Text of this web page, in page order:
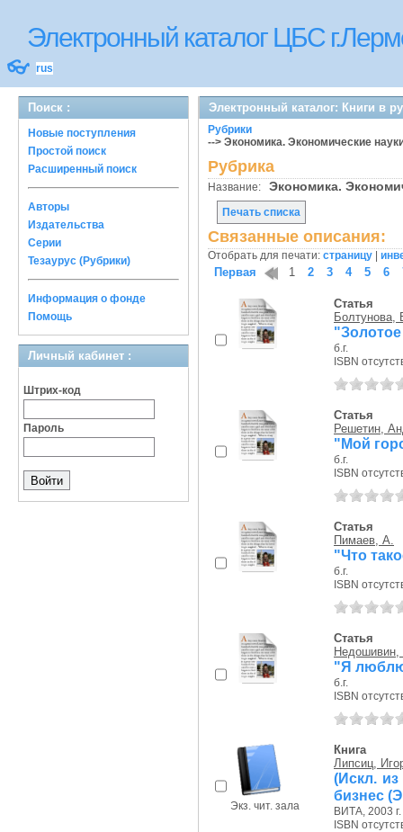
Электронный каталог ЦБС
👓 rus
Поиск :
Новые поступления
Простой поиск
Расширенный поиск
Авторы
Издательства
Серии
Тезаурус (Рубрики)
Информация о фонде
Помощь
Личный кабинет :
Штрих-код
Пароль
Электронный каталог: Книги в
Рубрики
--> Экономика. Экономические
Рубрика
Название: Экономика.
Печать списка
Связанные описания:
Отобрать для печати: страницу
Первая 1 2 3 4 5 6
Статья
Болтунова,
б.г.
ISBN
Статья
Решетин,
"Мой
б.г.
ISBN
Статья
Пимаев, А.
"Что
б.г.
ISBN
Статья
Недошивин,
"Я люблю
б.г.
ISBN
Экз. чит. зала
Книга
Липсиц,
(Искл.
бизнес
ВИТА, 2003 г.
ISBN